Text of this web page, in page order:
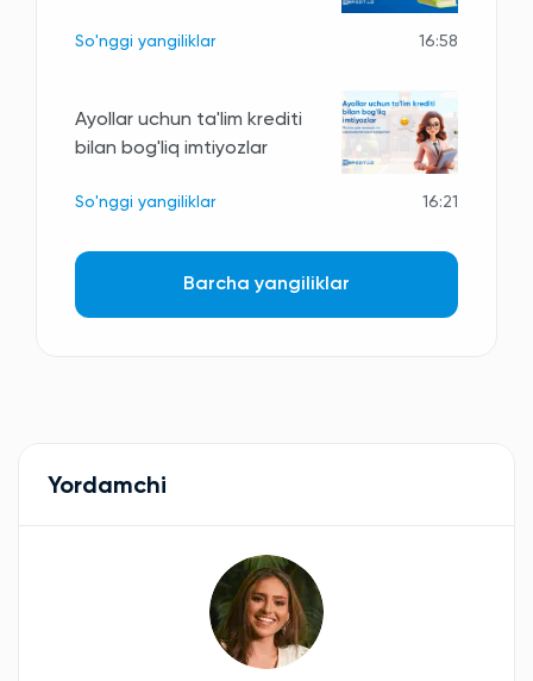
So'nggi yangiliklar 16:58
Ayollar uchun ta'lim krediti
bilan bog'liq imtiyozlar
So'nggi yangiliklar 16:21
Barcha yangiliklar
Yordamchi